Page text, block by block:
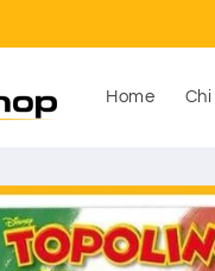
Home